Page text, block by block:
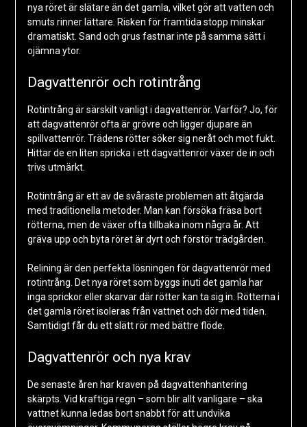
nya röret är slätare än det gamla, vilket gör att vatten och
smuts rinner lättare. Risken för framtida stopp minskar
dramatiskt. Sand och grus fastnar inte på samma sätt i
ojämna ytor.
Dagvattenrör och rotintrång
Rotintrång är särskilt vanligt i dagvattenrör. Varför? Jo, för
att dagvattenrör ofta är grövre och ligger djupare än
spillvattenrör. Trädens rötter söker sig neråt och mot fukt.
Hittar de en liten spricka i ett dagvattenrör växer de in och
trivs utmärkt.
Rotintrång är ett av de svåraste problemen att åtgärda
med traditionella metoder. Man kan försöka fräsa bort
rötterna, men de växer ofta tillbaka inom några år. Att
gräva upp och byta röret är dyrt och förstör trädgården.
Relining är den perfekta lösningen för dagvattenrör med
rotintrång. Det nya röret som byggs inuti det gamla har
inga sprickor eller skarvar där rötter kan ta sig in. Rötterna i
det gamla röret isoleras från vattnet och dör med tiden.
Samtidigt får du ett slätt rör med bättre flöde.
Dagvattenrör och nya krav
De senaste åren har kraven på dagvattenhantering
skärpts. Vid kraftiga regn – som blir allt vanligare – ska
vattnet kunna ledas bort snabbt för att undvika